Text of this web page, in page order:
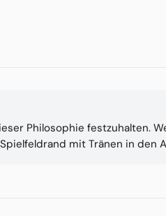
Philosophie festzuhalten.
mit Tränen in den